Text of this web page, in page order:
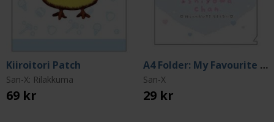
Kiiroitori Patch
San-X: Rilakkuma
69 kr
A4 Folder: My Favourite Character Ishiyowa-chan
San-X
29 kr